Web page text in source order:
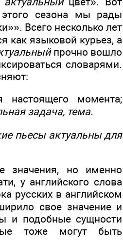
сезона мы рады
Всего несколько лет
как языковой курьез, а
прочно вошло
словарями.
момента;
задача, тема.
пьесы актуальны для
значения, но именно
у английского слова
русских в английском
свое значение и
и подобные сущности
тоже могут быть